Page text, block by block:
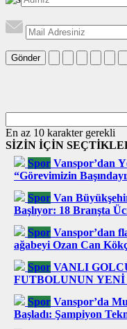
Gönder
En az 10 karakter gerekli
SİZİN İÇİN
Spor Vanspor’dan
“Görevimizin
Spor Van
Başlıyor: 18 Branşta
Spor Vanspor’dan
ağabeyi Ozan Can
Spor VANLI
FUTBOLUNUN
Spor Vanspor’da
Başladı: Şampiyon